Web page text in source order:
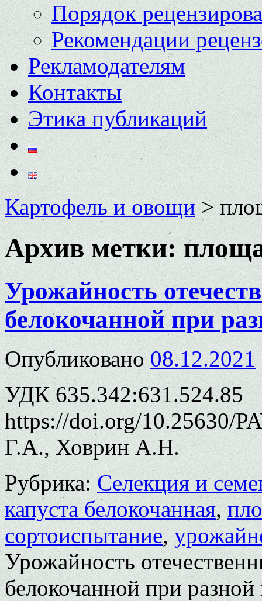
Порядок
Рекомендации
Рекламодателям
Контакты
Этика публикаций
Картофель и овощи>
Архив метки:
Урожайность
белокочанной при
Опубликовано 08.12.2021
УДК 635.342:631.524.85
https://doi.org/10.25630/
Г.А., Ховрин А.Н.
Рубрика: Селекция и
капуста белокочанная,
сортоиспытание,
Урожайность
белокочанной при разной